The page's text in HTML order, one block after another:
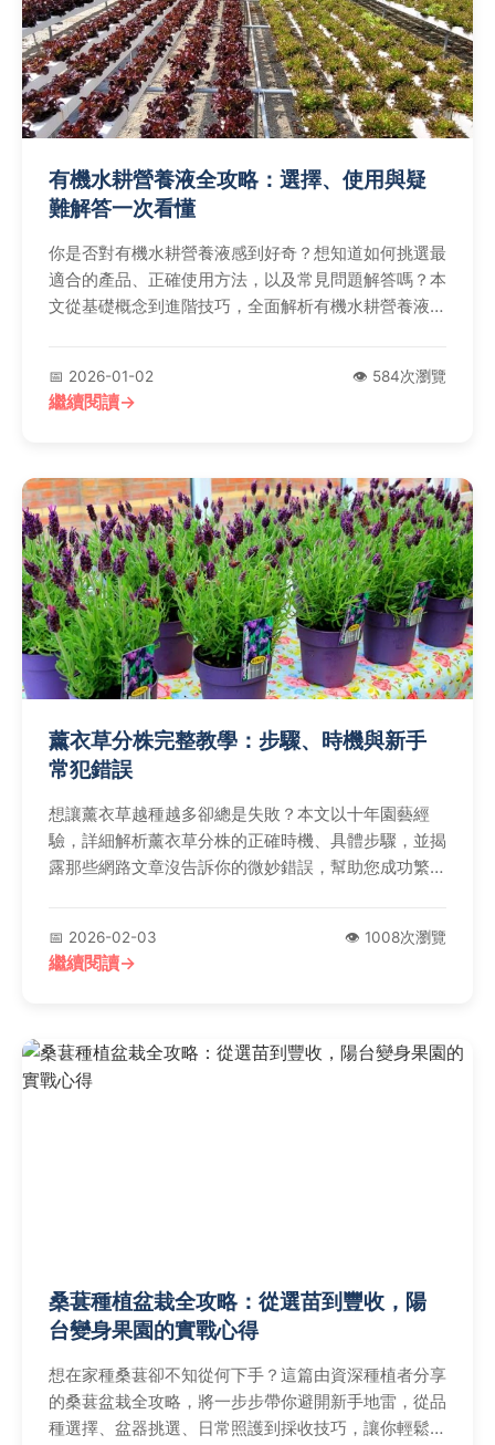
有機水耕營養液全攻略：選擇、使用與疑
難解答一次看懂
你是否對有機水耕營養液感到好奇？想知道如何挑選最
適合的產品、正確使用方法，以及常見問題解答嗎？本
文從基礎概念到進階技巧，全面解析有機水耕營養液的
📅 2026-01-02 👁️ 584次瀏覽
繼續閱讀
薰衣草分株完整教學：步驟、時機與新手
常犯錯誤
想讓薰衣草越種越多卻總是失敗？本文以十年園藝經
驗，詳細解析薰衣草分株的正確時機、具體步驟，並揭
露那些網路文章沒告訴你的微妙錯誤，幫助您成功繁殖
📅 2026-02-03 👁️ 1008次瀏覽
繼續閱讀
桑葚種植盆栽全攻略：從選苗到豐收，陽
台變身果園的實戰心得
想在家種桑葚卻不知從何下手？這篇由資深種植者分享
的桑葚盆栽全攻略，將一步步帶你避開新手地雷，從品
種選擇、盆器挑選、日常照護到採收技巧，讓你輕鬆在